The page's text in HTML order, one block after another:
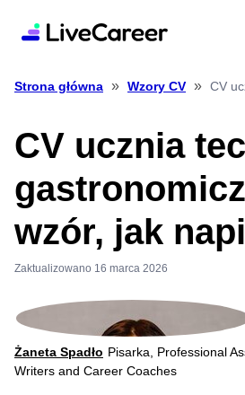
Strona główna » Wzory CV »
CV ucznia
wzór, jak
Zaktualizowano 16 marca 2026
Żaneta Spadło Pisarka, Professional
Writers and Career Coaches